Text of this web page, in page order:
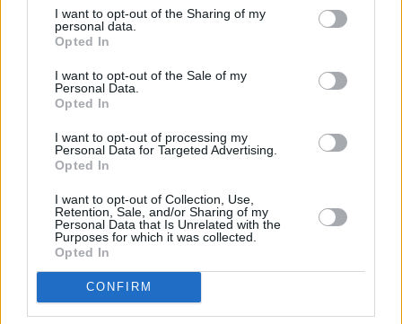
de su consentimiento, pero usted tiene el derecho de
rechazar tal procesamiento. Sus preferencias se aplicarán
cualquier momento entrando de nuevo en este sitio web o
visitando nuestra política de privacidad.
I want to opt-out of the Sharing of my
personal data.
Opted In
I want to opt-out of the Sale of my
Personal Data.
Opted In
I want to opt-out of processing my
Personal Data for Targeted Advertising.
Opted In
I want to opt-out of Collection, Use,
Retention, Sale, and/or Sharing of my
Personal Data that Is Unrelated with the
Purposes for which it was collected.
Opted In
CONFIRM